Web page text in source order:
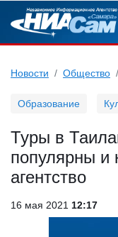
Новости Общество
Образование
Туры в
популярны и
агентство
16 мая 2021 12:17